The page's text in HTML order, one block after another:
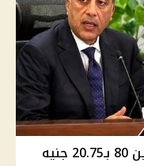
أسعار الوقود في مصر اليوم .. بنزين 80 بـ20.75 جنيه